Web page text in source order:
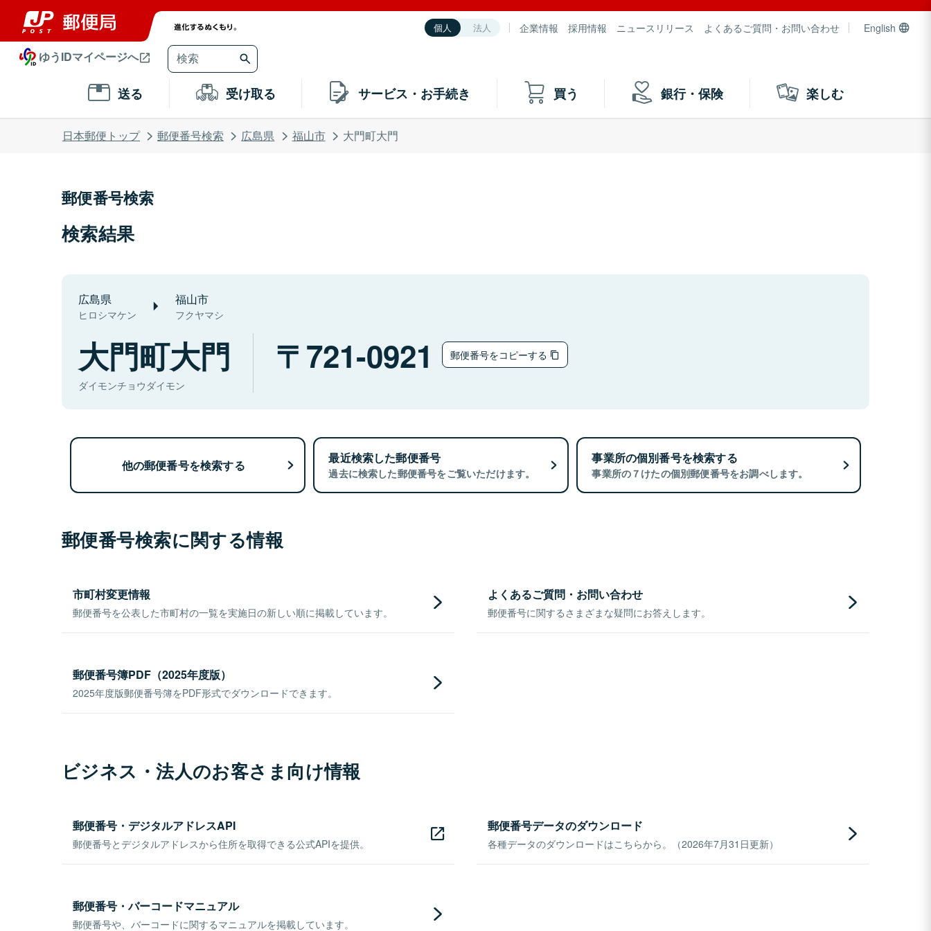
個人 法人 企業情報 採用情報 ニュースリリース よくあるご質問・お問い合わせ English
ゆうIDマイページへ
送る 受け取る サービス・お手続き 買う 銀行・保険 楽しむ
日本郵便トップ 郵便番号検索 広島県 福山市 大門町大門
郵便番号検索
検索結果
広島県
ヒロシマケン
福山市
フクヤマシ
大門町大門
ダイモンチョウダイモン
721-0921 郵便番号をコピーする
他の郵便番号を検索する 最近検索した郵便番号
過去に検索した郵便番号をご覧いただけます。
事業所の個別番号を検索する
事業所の７けたの個別郵便番号をお調べします。
郵便番号検索に関する情報
市町村変更情報
郵便番号を公表した市町村の一覧を実施日の新しい順に掲載しています。
よくあるご質問・お問い合わせ
郵便番号に関するさまざまな疑問にお答えします。
郵便番号簿PDF（2025年度版）
2025年度版郵便番号簿をPDF形式でダウンロードできます。
ビジネス・法人のお客さま向け情報
郵便番号・デジタルアドレスAPI
郵便番号とデジタルアドレスから住所を取得できる公式APIを提供。
郵便番号データのダウンロード
各種データのダウンロードはこちらから。（2026年7月31日更新）
郵便番号・バーコードマニュアル
郵便番号や、バーコードに関するマニュアルを掲載しています。